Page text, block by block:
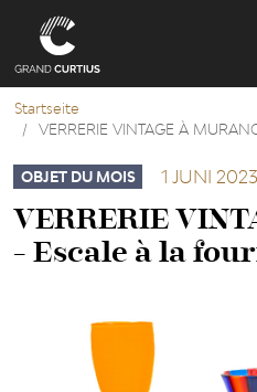
Startseite
VERRERIE VINTAGE À
OBJET DU MOIS 1 JUNI 2023
VERRERIE
- Escale à la